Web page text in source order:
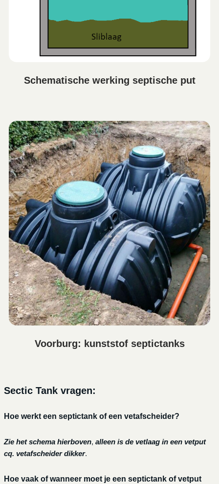
Schematische werking septische put
Voorburg: kunststof septictanks
Sectic Tank vragen:
Hoe werkt een septictank of een vetafscheider?
Zie het schema hierboven, alleen is de vetlaag in een vetput
cq. vetafscheider dikker.
Hoe vaak of wanneer moet je een septictank of vetput